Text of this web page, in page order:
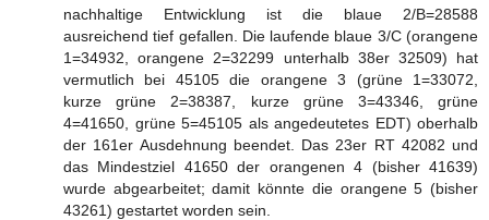
nachhaltige Entwicklung ist die blaue 2/B=28588
ausreichend tief gefallen. Die laufende blaue 3/C (orangene
1=34932, orangene 2=32299 unterhalb 38er 32509) hat
vermutlich bei 45105 die orangene 3 (grüne 1=33072,
kurze grüne 2=38387, kurze grüne 3=43346, grüne
4=41650, grüne 5=45105 als angedeutetes EDT) oberhalb
der 161er Ausdehnung beendet. Das 23er RT 42082 und
das Mindestziel 41650 der orangenen 4 (bisher 41639)
wurde abgearbeitet; damit könnte die orangene 5 (bisher
43261) gestartet worden sein.